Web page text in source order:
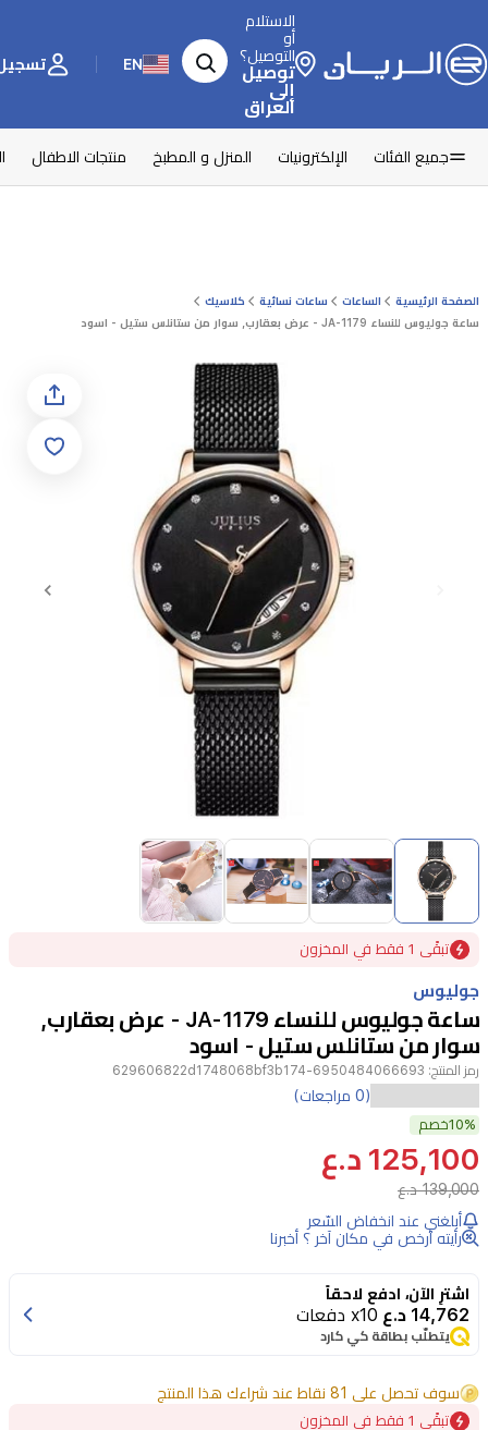
الاستلام
أو
التوصيل؟
توصيل
إلى
العراق
EN تسجيل
جميع الفئات الإلكترونيات المنزل و المطبخ منتجات الاطفال
الصفحة الرئيسية الساعات ساعات نسائية
كلاسيك
ساعة جوليوس للنساء JA-1179 - عرض بعقارب, سوار من ستانلس ستيل - اسود
Item
4
تبقًى 1 فقط في المخزون
جوليوس
ساعة جوليوس للنساء JA-1179 - عرض بعقارب,
سوار من ستانلس ستيل - اسود
رمز المنتج: 6950484066693-629606822d1748068bf3b174
بإطلالة
عصرية
وأنيقة
مع
جوليوس
النسائية
JA-
1179،
(0 مراجعات)
10%خصم
125,100 د.ع
139,000 د.ع
أبلغني عند انخفاض السّعر
رأيته أرخص في مكان آخر ؟ أخبرنا
اشترِ الآن، ادفع لاحقاً
14,762 د.ع x10 دفعات
يتطلّب بطاقة كي كارد
سوف تحصل على 81 نقاط عند شراءك هذا المنتج
تبقًى 1 فقط في المخزون